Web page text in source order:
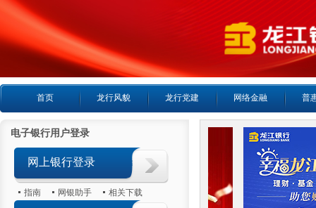
首页 龙行风貌 龙行党建 网络金融 普
电子银行用户登录
网上银行登录
指南 网银助手 相关下载